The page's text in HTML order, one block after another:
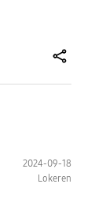
2024-09-18
Lokeren